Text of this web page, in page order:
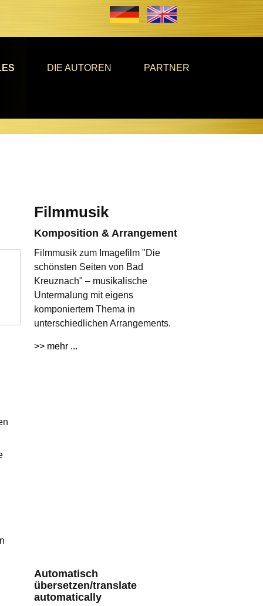
DIE AUTOREN PARTNER
Filmmusik
Komposition & Arrangement
Filmmusik zum Imagefilm "Die
schönsten Seiten von Bad
Kreuznach" – musikalische
Untermalung mit eigens
komponiertem Thema in
unterschiedlichen Arrangements.
>> mehr ...
Automatisch
übersetzen/translate
automatically